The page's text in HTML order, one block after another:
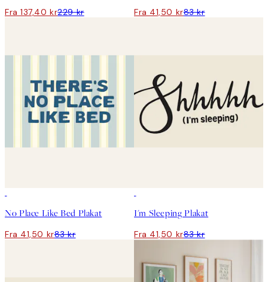
Fra 137,40 kr229 kr Fra 41,50 kr83 kr
No Place Like Bed Plakat
Fra 41,50 kr83 kr
I'm Sleeping Plakat
Fra 41,50 kr83 kr